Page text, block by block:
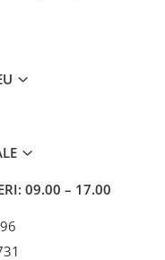
09.00 – 17.00